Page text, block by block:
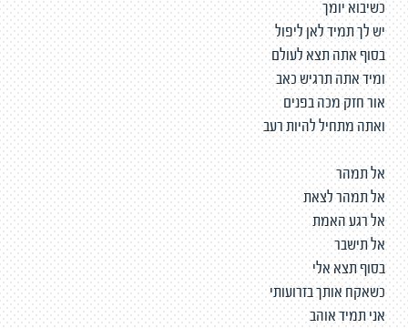
כשיבוא יומך
יש לך תמיד לאן ליפול
בסוף אתה תצא לעולם
ומיד אתה תרגיש כאב
אור חזק מכה בפנים
ואתה מתחיל להיות רעב
אל תמהר
אל תמהר לצאת
אל רגע האמת
אל תישבר
בסוף תצא אלי
כשאקח אותך בזרועותי
אני תמיד אוהב